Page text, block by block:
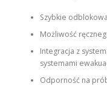
Szybkie
Możliwość
Integracja z
systemami
Odporność na